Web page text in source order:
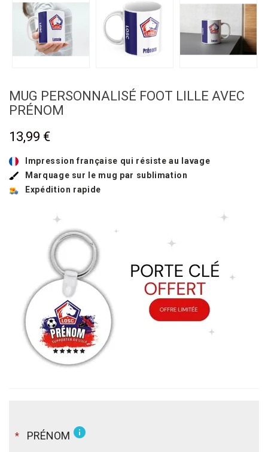
MUG PERSONNALISÉ FOOT LILLE AVEC
PRÉNOM
13,99 €
Impression française qui résiste au lavage
Marquage sur le mug par sublimation
Expédition rapide
* PRÉNOM info